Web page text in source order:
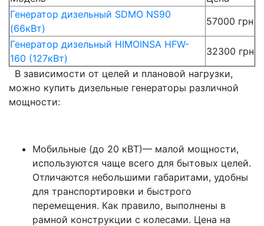
Генератор дизельный SDMO NS90
(66кВт)
57000 грн
Генератор дизельный HIMOINSA HFW-
160 (127кВт)
32300 грн
В зависимости от целей и плановой нагрузки,
можно купить дизельные генераторы различной
мощности:
Мобильные (до 20 кВТ)— малой мощности,
используются чаще всего для бытовых целей.
Отличаются небольшими габаритами, удобны
для транспортировки и быстрого
перемещения. Как правило, выполнены в
рамной конструкции с колесами. Цена на